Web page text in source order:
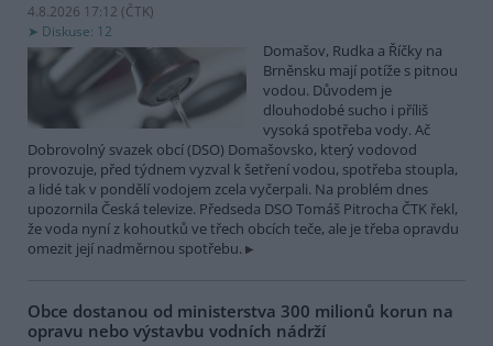
4.8.2026 17:12 (ČTK)
Diskuse: 12
Domašov, Rudka a Říčky na
Brněnsku mají potíže s pitnou
vodou. Důvodem je
dlouhodobé sucho i příliš
vysoká spotřeba vody. Ač
Dobrovolný svazek obcí (DSO) Domašovsko, který vodovod
provozuje, před týdnem vyzval k šetření vodou, spotřeba stoupla,
a lidé tak v pondělí vodojem zcela vyčerpali. Na problém dnes
upozornila Česká televize. Předseda DSO Tomáš Pitrocha ČTK řekl,
že voda nyní z kohoutků ve třech obcích teče, ale je třeba opravdu
omezit její nadměrnou spotřebu.
Obce dostanou od ministerstva 300 milionů korun na
opravu nebo výstavbu vodních nádrží